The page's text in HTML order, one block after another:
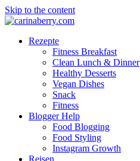
Skip to the content
Rezepte
Fitness Breakfast
Clean Lunch & Dinner
Healthy Desserts
Vegan Dishes
Snack
Fitness
Blogger Help
Food Blogging
Food Styling
Instagram Growth
Reisen